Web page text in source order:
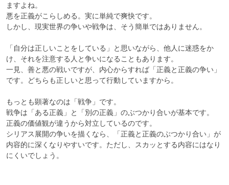
ますよね。
悪を正義がこらしめる。実に単純で爽快です。
しかし、現実世界の争いや戦争は、そう簡単ではありません。
「自分は正しいことをしている」と思いながら、他人に迷惑をか
け、それを注意する人と争いになることもあります。
一見、善と悪の戦いですが、内心からすれば「正義と正義の争い」
です。どちらも正しいと思って行動していますから。
もっとも顕著なのは「戦争」です。
戦争は「ある正義」と「別の正義」のぶつかり合いが基本です。
正義の価値観が違うから対立しているのです。
シリアス展開の争いを描くなら、「正義と正義のぶつかり合い」が
内容的に深くなりやすいです。ただし、スカッとする内容にはなり
にくいでしょう。